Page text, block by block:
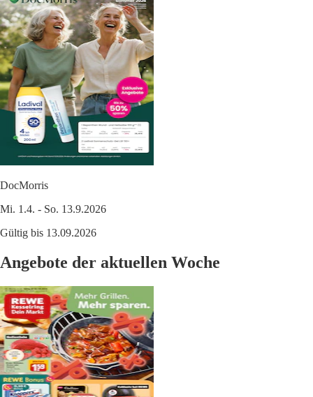
DocMorris
Mi. 1.4. - So. 13.9.2026
Gültig bis 13.09.2026
Angebote der aktuellen Woche